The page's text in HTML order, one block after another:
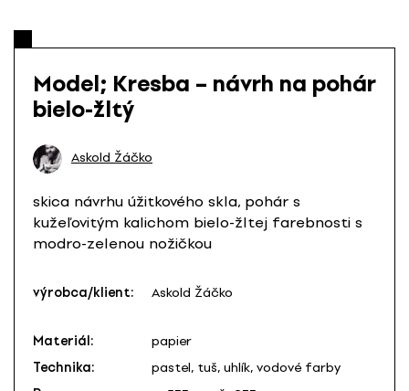
Model; Kresba – návrh na pohár
bielo-žltý
Askold Žáčko
skica návrhu úžitkového skla, pohár s
kužeľovitým kalichom bielo-žltej farebnosti s
modro-zelenou nožičkou
výrobca/klient: Askold Žáčko
Materiál:
papier
Technika:
pastel, tuš, uhlík, vodové farby